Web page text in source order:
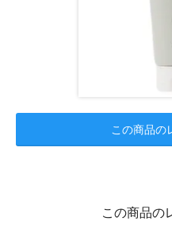
この商品の
この商品の